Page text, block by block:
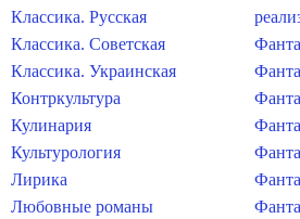
Классика. Русская
Классика. Советская
Классика. Украинская
Контркультура
Кулинария
Культурология
Лирика
Любовные романы